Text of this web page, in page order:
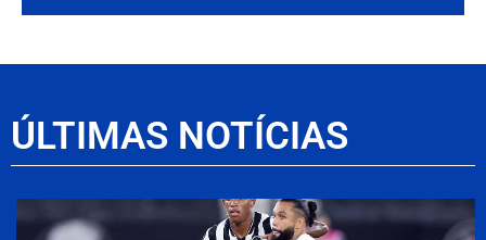
ÚLTIMAS NOTÍCIAS